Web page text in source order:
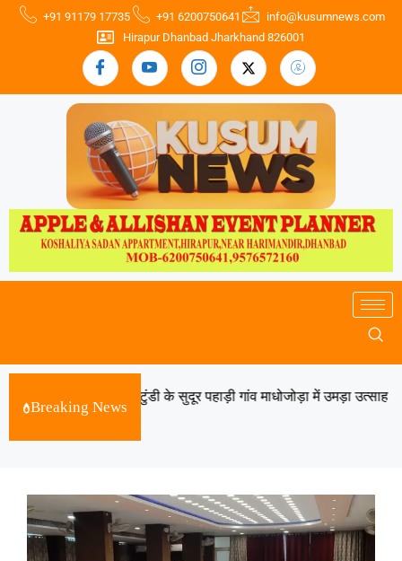
+91 91179 17735 +91 6200750641
info@kusumnews.com
Hirapur Dhanbad Jharkhand 826001
Breaking News
आदिवासी दिवस पर टुंडी के सुदूर पहाड़ी गांव माधोजोड़ा में उमड़ा उत्साह
August 10, 2026